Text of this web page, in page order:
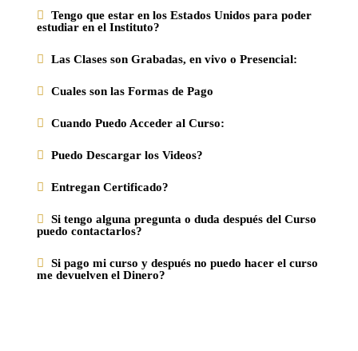
Tengo que estar en los Estados Unidos para poder
estudiar en el Instituto?
Las Clases son Grabadas, en vivo o Presencial:
Cuales son las Formas de Pago
Cuando Puedo Acceder al Curso:
Puedo Descargar los Videos?
Entregan Certificado?
Si tengo alguna pregunta o duda después del Curso
puedo contactarlos?
Si pago mi curso y después no puedo hacer el curso
me devuelven el Dinero?